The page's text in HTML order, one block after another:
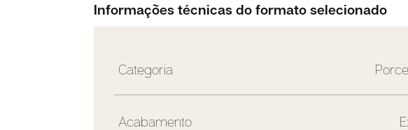
Informações técnicas do formato selecionado
Categoria
Acabamento